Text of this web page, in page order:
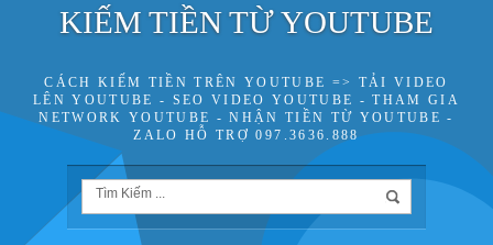
KIẾM TIỀN TỪ YOUTUBE
CÁCH KIẾM TIỀN TRÊN YOUTUBE => TẢI VIDEO
LÊN YOUTUBE - SEO VIDEO YOUTUBE - THAM GIA
NETWORK YOUTUBE - NHẬN TIỀN TỪ YOUTUBE -
ZALO HỖ TRỢ 097.3636.888